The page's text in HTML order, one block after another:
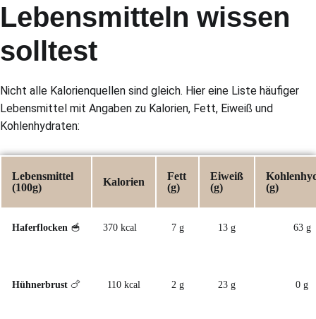
Lebensmitteln wissen
solltest
Nicht alle Kalorienquellen sind gleich. Hier eine Liste häufiger
Lebensmittel mit Angaben zu Kalorien, Fett, Eiweiß und
Kohlenhydraten:
Lebensmittel
(100g)
Kalorien
Fett
(g)
Eiweiß
(g)
(g)
Haferflocken 🥣 370 kcal 7 g 13 g 63 g
Hühnerbrust 🍗 110 kcal 2 g 23 g 0 g